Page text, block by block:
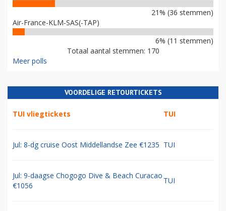
21% (36 stemmen)
Air-France-KLM-SAS(-TAP)
6% (11 stemmen)
Totaal aantal stemmen: 170
Meer polls
VOORDELIGE RETOURTICKETS
TUI vliegtickets TUI
Jul: 8-dg cruise Oost Middellandse Zee €1235 TUI
Jul: 9-daagse Chogogo Dive & Beach Curacao
€1056
TUI